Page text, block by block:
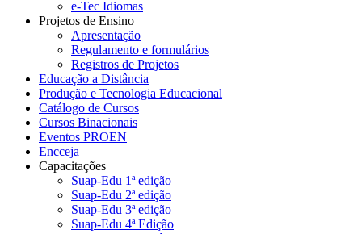
e-Tec Idiomas
Projetos de Ensino
Apresentação
Regulamento e formulários
Registros de Projetos
Educação a Distância
Produção e Tecnologia Educacional
Catálogo de Cursos
Cursos Binacionais
Eventos PROEN
Encceja
Capacitações
Suap-Edu 1ª edição
Suap-Edu 2ª edição
Suap-Edu 3ª edição
Suap-Edu 4ª Edição